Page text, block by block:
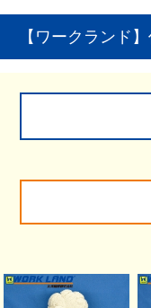
【ワークランド